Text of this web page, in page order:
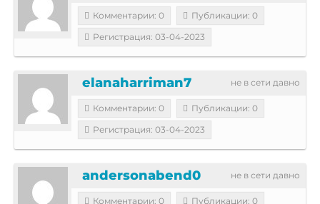
Комментарии: 0
Публикации: 0
Регистрация: 03-04-2023
не в сети давно
elanaharriman7
Комментарии: 0
Публикации: 0
Регистрация: 03-04-2023
не в сети давно
andersonabend0
Комментарии: 0
Публикации: 0